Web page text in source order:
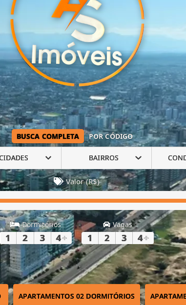
BUSCA COMPLETA POR CÓDIGO
BAIRROS
Valor (R$)
Dormitórios
1 2 3 4+
Vagas
1 2 3 4+
APARTAMENTOS 02 DORMITÓRIOS